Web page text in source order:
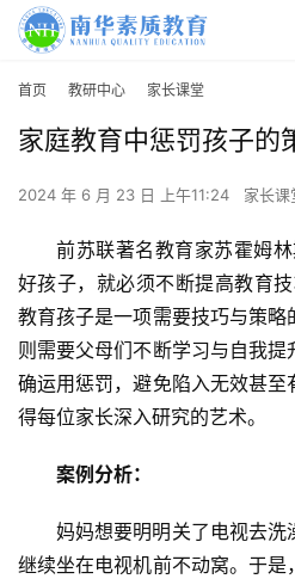
首页 教研中心 家长课堂
家庭教育中惩罚孩子的
2024 年 6 月 23 日 上午11:24 家长课
前苏联著名教育家苏霍姆
好孩子，就必须不断提高教育技
教育孩子是一项需要技巧与策略
则需要父母们不断学习与自我
确运用惩罚，避免陷入无效甚
得每位家长深入研究的艺术。
案例分析：
妈妈想要明明关了电视去洗
继续坐在电视机前不动窝。于